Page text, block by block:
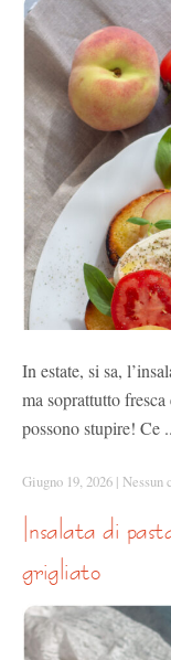
In estate, si sa,
ma soprattutto
possono stupire! Ce
Giugno 19, 2026 | Nessun
grigliato